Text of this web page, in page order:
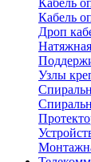
Кабель
Дроп
Узлы